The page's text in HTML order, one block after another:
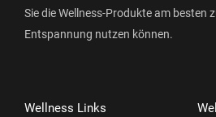
Sie die Wellness-Produkte am besten
Entspannung nutzen können.
Wellness Links